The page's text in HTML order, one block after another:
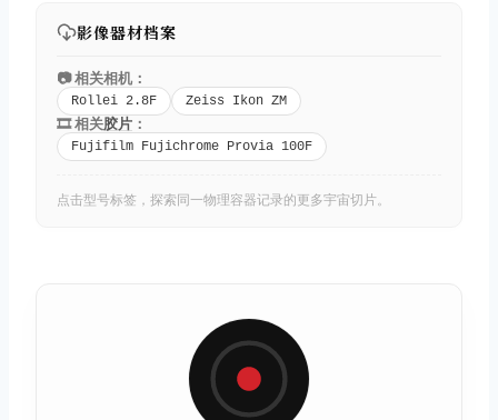
影像器材档案
📷 相关相机：
Rollei 2.8F Zeiss Ikon ZM
🎞️ 相关胶片 ：
Fujifilm Fujichrome Provia 100F
点击型号标签，探索同一物理容器记录的更多宇宙切片。